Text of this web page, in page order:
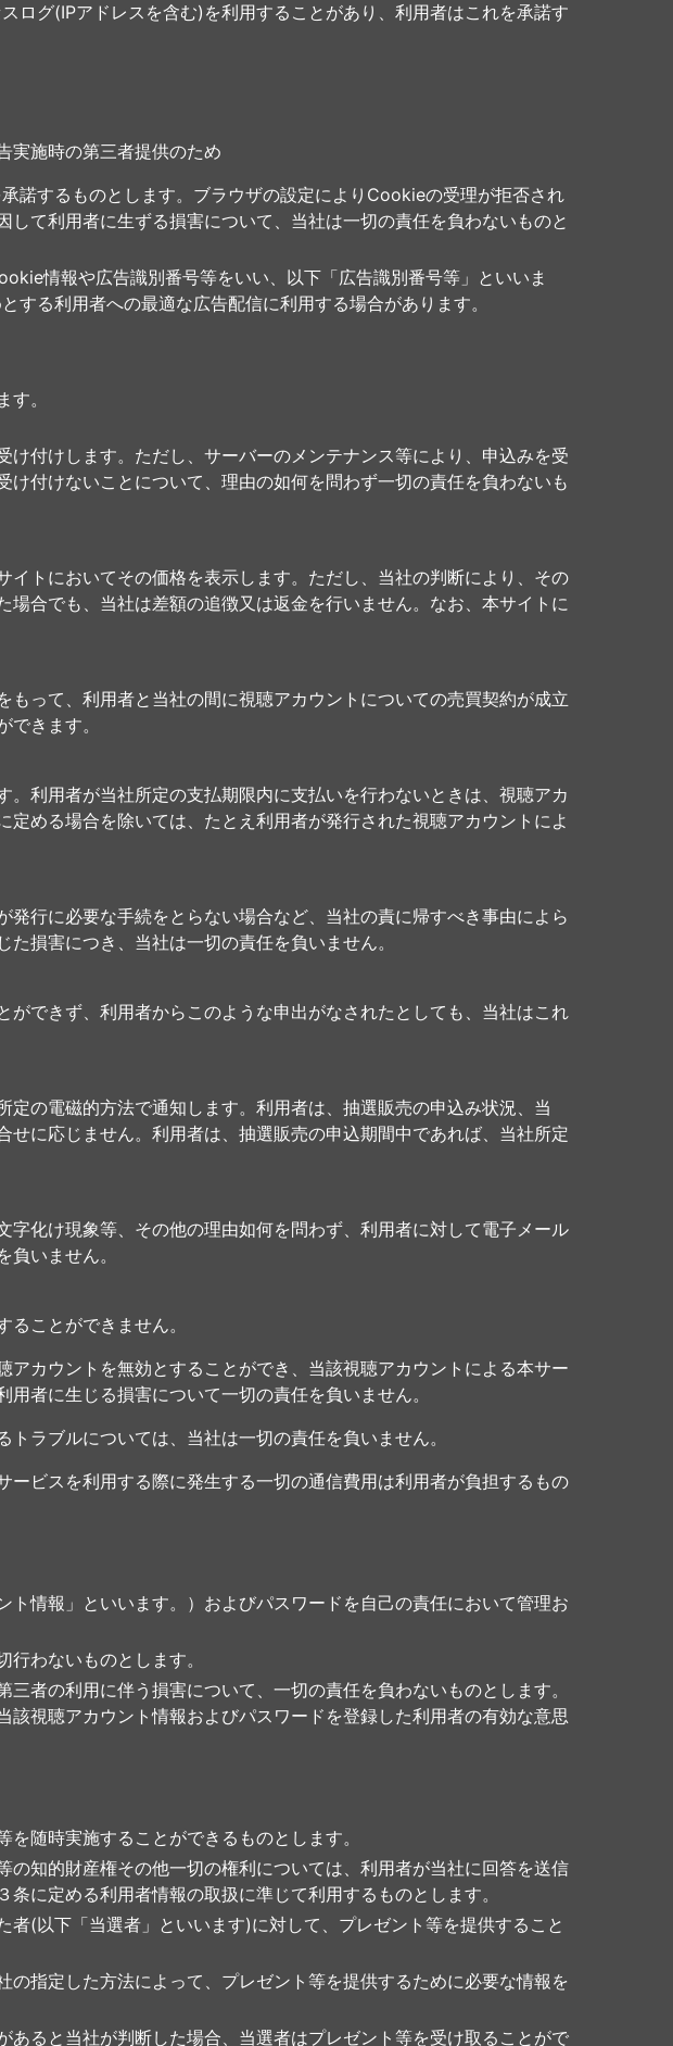
ログ(IPアドレスを含む)を利用することがあり、利用者はこれを承諾す
実施時の第三者提供のため
諾するものとします。ブラウザの設定によりCookieの受理が拒否され
て利用者に生ずる損害について、当社は一切の責任を負わないものと
情報や広告識別番号等をいい、以下「広告識別番号等」といいま
る利用者への最適な広告配信に利用する場合があります。
。
付けします。ただし、サーバーのメンテナンス等により、申込みを受
付けないことについて、理由の如何を問わず一切の責任を負わないも
トにおいてその価格を表示します。ただし、当社の判断により、その
合でも、当社は差額の追徴又は返金を行いません。なお、本サイトに
って、利用者と当社の間に視聴アカウントについての売買契約が成立
きます。
利用者が当社所定の支払期限内に支払いを行わないときは、視聴アカ
める場合を除いては、たとえ利用者が発行された視聴アカウントによ
行に必要な手続をとらない場合など、当社の責に帰すべき事由によら
損害につき、当社は一切の責任を負いません。
できず、利用者からこのような申出がなされたとしても、当社はこれ
の電磁的方法で通知します。利用者は、抽選販売の申込み状況、当
に応じません。利用者は、抽選販売の申込期間中であれば、当社所定
化け現象等、その他の理由如何を問わず、利用者に対して電子メール
いません。
ことができません。
アカウントを無効とすることができ、当該視聴アカウントによる本サー
者に生じる損害について一切の責任を負いません。
ラブルについては、当社は一切の責任を負いません。
ビスを利用する際に発生する一切の通信費用は利用者が負担するもの
情報」といいます。）およびパスワードを自己の責任において管理お
わないものとします。
者の利用に伴う損害について、一切の責任を負わないものとします。
視聴アカウント情報およびパスワードを登録した利用者の有効な意思
随時実施することができるものとします。
知的財産権その他一切の権利については、利用者が当社に回答を送信
に定める利用者情報の取扱に準じて利用するものとします。
(以下「当選者」といいます)に対して、プレゼント等を提供すること
指定した方法によって、プレゼント等を提供するために必要な情報を
ると当社が判断した場合、当選者はプレゼント等を受け取ることがで